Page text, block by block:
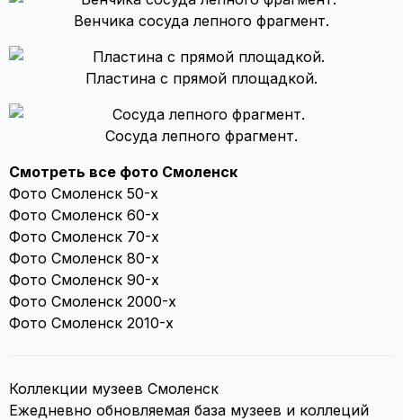
Венчика сосуда лепного фрагмент.
Пластина с прямой площадкой.
Сосуда лепного фрагмент.
Смотреть все фото Смоленск
Фото Смоленск 50-х
Фото Смоленск 60-х
Фото Смоленск 70-х
Фото Смоленск 80-х
Фото Смоленск 90-х
Фото Смоленск 2000-х
Фото Смоленск 2010-х
Коллекции музеев Смоленск
Ежедневно обновляемая база музеев и коллеций